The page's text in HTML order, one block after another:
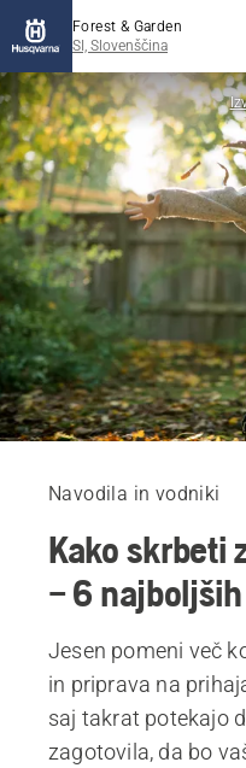
Forest & Garden
SI, Slovenščina
Navodila in vodniki
Kako skrbeti
– 6
Jesen pomeni več
in priprava na
saj takrat potekajo
zagotovila, da bo